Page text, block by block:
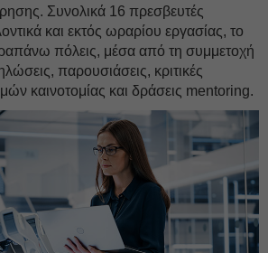
Συνολικά 16 πρεσβευτές
και εκτός ωραρίου εργασίας, το
πόλεις, μέσα από τη συμμετοχή
παρουσιάσεις, κριτικές
καινοτομίας και δράσεις mentoring.